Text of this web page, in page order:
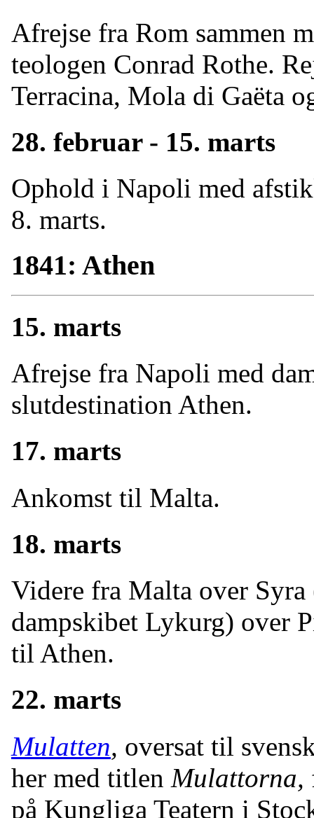
Afrejse fra Rom sammen
teologen Conrad Rothe.
Terracina, Mola di Gaëta
28. februar - 15. marts
Ophold i Napoli med
8. marts.
1841: Athen
15. marts
Afrejse fra Napoli med
slutdestination Athen.
17. marts
Ankomst til Malta.
18. marts
Videre fra Malta over
dampskibet Lykurg) over
til Athen.
22. marts
Mulatten, oversat til
her med titlen Mulattorna,
på Kungliga Teatern i